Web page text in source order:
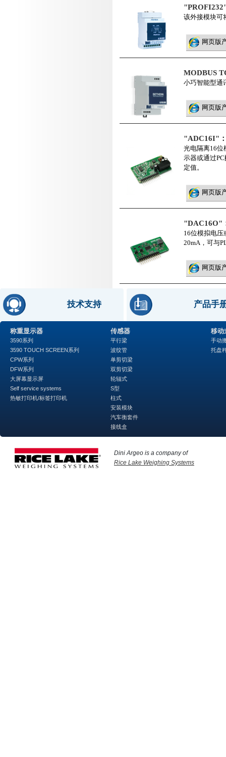
该外接模块可
网页版
MODBUS
小巧智能型通
网页版
"ADC16I"
光电隔离16位
示器或通过
定值。
网页版
"DAC16O"
16位模拟电压
20mA，可与
网页版
技术支持 产品手
称重显示器
3590系列
3590 TOUCH SCREEN系列
CPW系列
DFW系列
大屏幕显示屏
Self service systems
热敏打印机/标签打印机
传感器
平行梁
波纹管
单剪切梁
双剪切梁
轮辐式
S型
柱式
安装模块
汽车衡套件
接线盒
移动
手动
托盘
Dini Argeo is a company of
Rice Lake Weighing Systems